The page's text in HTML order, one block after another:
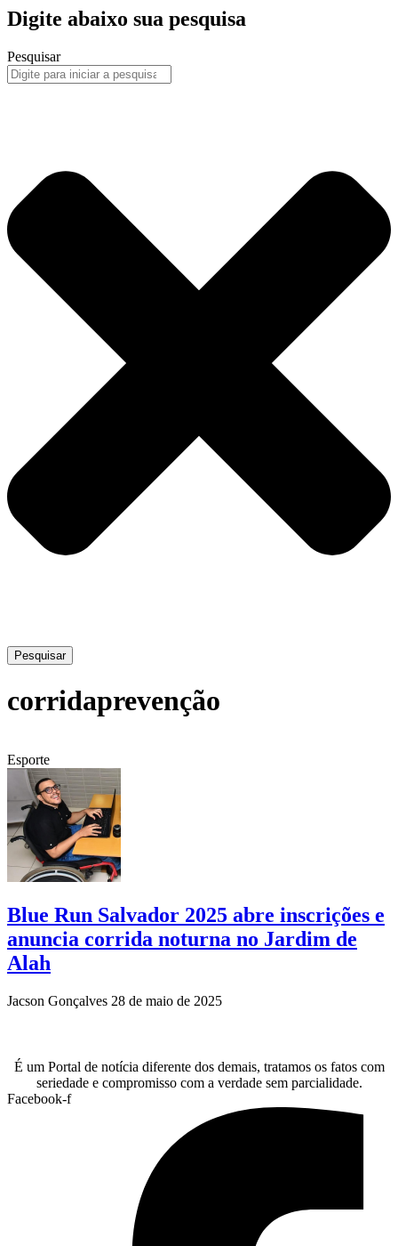
Digite abaixo sua pesquisa
Pesquisar
Pesquisar
corridaprevenção
Esporte
Blue Run Salvador 2025 abre inscrições e
anuncia corrida noturna no Jardim de
Alah
Jacson Gonçalves 28 de maio de 2025
É um Portal de notícia diferente dos demais, tratamos os fatos com
seriedade e compromisso com a verdade sem parcialidade.
Facebook-f